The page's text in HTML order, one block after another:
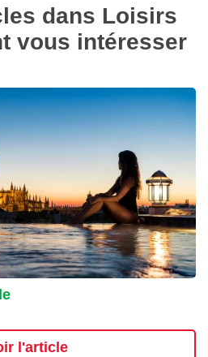
dans Loisirs
vous intéresser
l'article